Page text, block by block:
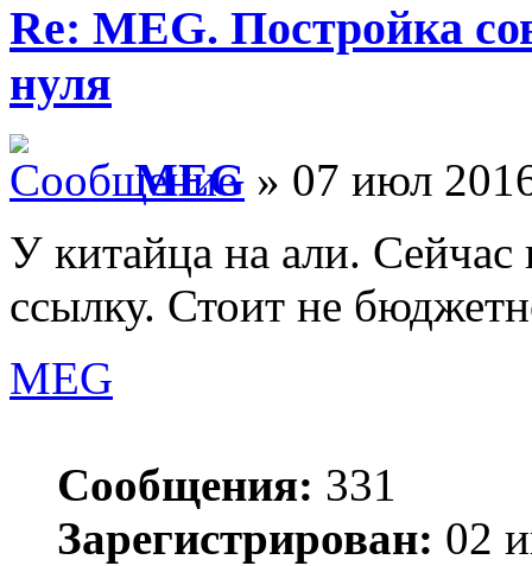
Re: MEG. Постройка
нуля
MEG » 07 июл
У китайца на али.
ссылку. Стоит не
MEG
Сообщения: 331
Зарегистрирован: 02